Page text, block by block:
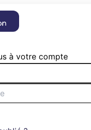
à votre compte